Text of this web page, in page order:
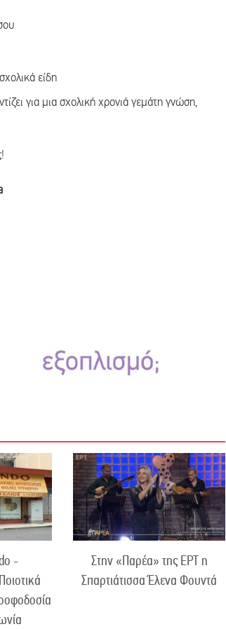
είδη
για μια σχολική χρονιά γεμάτη γνώση,
-
Στην «Παρέα» της ΕΡΤ η
Σπαρτιάτισσα Έλενα Φουντά